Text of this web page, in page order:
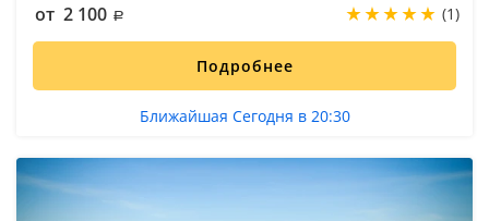
от 2 100 (1)
Подробнее
Ближайшая Сегодня в 20:30